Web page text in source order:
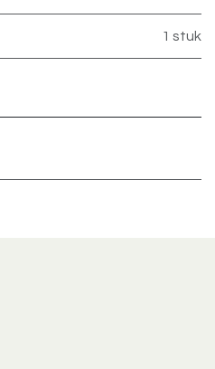
1 stuk